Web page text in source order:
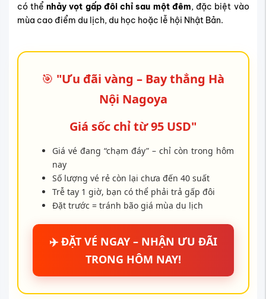
có thể nhảy vọt gấp đôi chỉ sau một đêm, đặc biệt vào
mùa cao điểm du lịch, du học hoặc lễ hội Nhật Bản.
🎯 "Ưu đãi vàng – Bay thẳng Hà
Nội Nagoya
Giá sốc chỉ từ 95 USD"
Giá vé đang “chạm đáy” – chỉ còn trong hôm
nay
Số lượng vé rẻ còn lại chưa đến 40 suất
Trễ tay 1 giờ, bạn có thể phải trả gấp đôi
Đặt trước = tránh bão giá mùa du lịch
✈️ ĐẶT VÉ NGAY – NHẬN ƯU ĐÃI
TRONG HÔM NAY!